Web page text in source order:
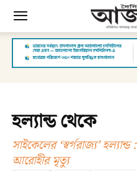
হল্যান্ড থেকে
সাইকেলের ‘স্বর্গরাজ্য’
আরোহীর মৃত্যু